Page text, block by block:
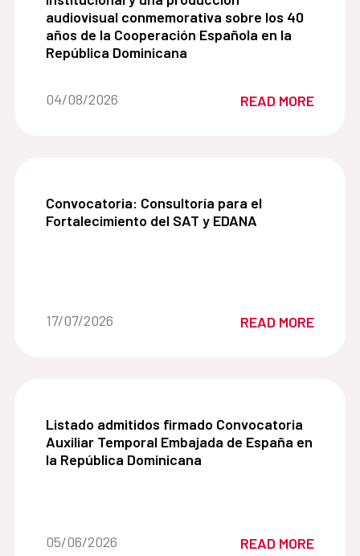
audiovisual conmemorativa sobre los 40
años de la Cooperación Española en la
República Dominicana
Date of the news::
04/08/2026 READ MORE
Convocatoria: Consultoría para el
Convocatoria: Consultoría para el
Fortalecimiento del SAT y EDANA
Date of the news::
17/07/2026 READ MORE
Listado admitidos firmado Convocatoria Auxiliar
Listado admitidos firmado Convocatoria
Auxiliar Temporal Embajada de España en
la República Dominicana
Date of the news::
05/06/2026 READ MORE